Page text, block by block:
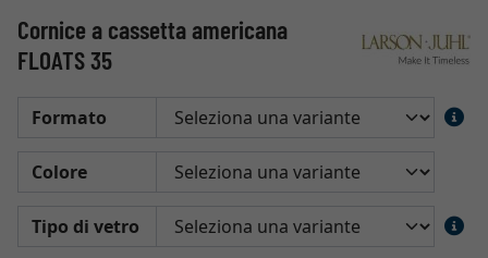
Cornice a cassetta americana
FLOATS 35
Formato
Colore
Tipo di vetro